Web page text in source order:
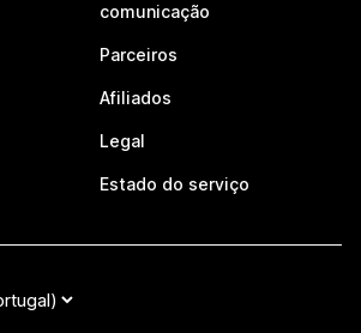
comunicação
Parceiros
Afiliados
Legal
Estado do serviço